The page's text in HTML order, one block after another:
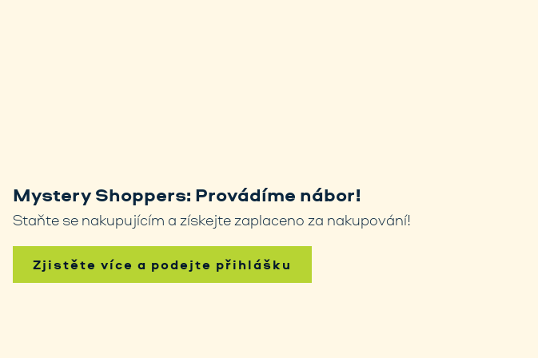
Mystery Shoppers: Provádíme nábor!
Staňte se nakupujícím a získejte zaplaceno za nakupování!
Zjistěte více a podejte přihlášku